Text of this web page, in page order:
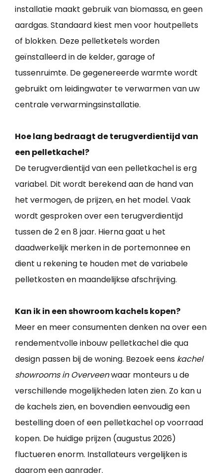
installatie maakt gebruik van biomassa, en geen
aardgas. Standaard kiest men voor houtpellets
of blokken. Deze pelletketels worden
geïnstalleerd in de kelder, garage of
tussenruimte. De gegenereerde warmte wordt
gebruikt om leidingwater te verwarmen van uw
centrale verwarmingsinstallatie.
Hoe lang bedraagt de terugverdientijd van
een pelletkachel?
De terugverdientijd van een pelletkachel is erg
variabel. Dit wordt berekend aan de hand van
het vermogen, de prijzen, en het model. Vaak
wordt gesproken over een terugverdientijd
tussen de 2 en 8 jaar. Hierna gaat u het
daadwerkelijk merken in de portemonnee en
dient u rekening te houden met de variabele
pelletkosten en maandelijkse afschrijving.
Kan ik in een showroom kachels kopen?
Meer en meer consumenten denken na over een
rendementvolle inbouw pelletkachel die qua
design passen bij de woning. Bezoek eens kachel
showrooms in Overveenwaar monteurs u de
verschillende mogelijkheden laten zien. Zo kan u
de kachels zien, en bovendien eenvoudig een
bestelling doen of een pelletkachel op voorraad
kopen. De huidige prijzen (augustus 2026)
fluctueren enorm. Installateurs vergelijken is
daarom een aanrader.